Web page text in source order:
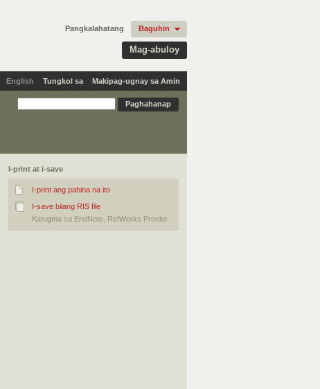
Mag-abuloy
Pangkalahatang Baguhin
English Tungkol sa Makipag-ugnay sa Amin
I-print at i-save
I-print ang pahina na ito
I-save bilang RIS file
Katugma sa EndNote, RefWorks Procite